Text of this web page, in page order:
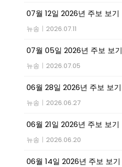
07월 12일 2026년 주보 보기
뉴송 | 2026.07.11
07월 05일 2026년 주보 보기
뉴송 | 2026.07.05
06월 28일 2026년 주보 보기
뉴송 | 2026.06.27
06월 21일 2026년 주보 보기
뉴송 | 2026.06.20
06월 14일 2026년 주보 보기